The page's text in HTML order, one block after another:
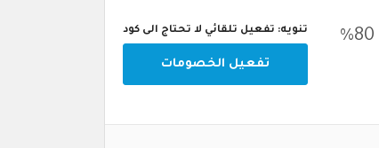
تنويه: تفعيل تلقائي لا تحتاج الى كود
تفعيل الخصومات